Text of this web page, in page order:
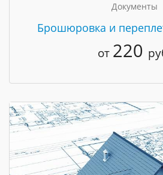
Документы
Брошюровка и
от 220